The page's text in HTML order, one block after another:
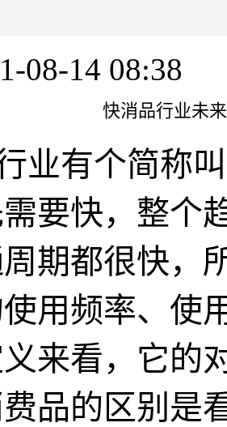
08-14 08:38
快消品行业未
业有个简称
要快，整个
期都很快，
用频率、使
来看，它的
品的区别是